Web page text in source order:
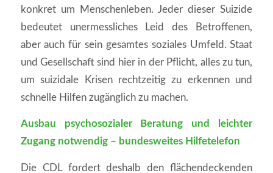
konkret um Menschenleben. Jeder dieser Suizide
bedeutet unermessliches Leid des Betroffenen,
aber auch für sein gesamtes soziales Umfeld. Staat
und Gesellschaft sind hier in der Pflicht, alles zu tun,
um suizidale Krisen rechtzeitig zu erkennen und
schnelle Hilfen zugänglich zu machen.
Ausbau psychosozialer Beratung und leichter
Zugang notwendig – bundesweites Hilfetelefon
Die CDL fordert deshalb den flächendeckenden